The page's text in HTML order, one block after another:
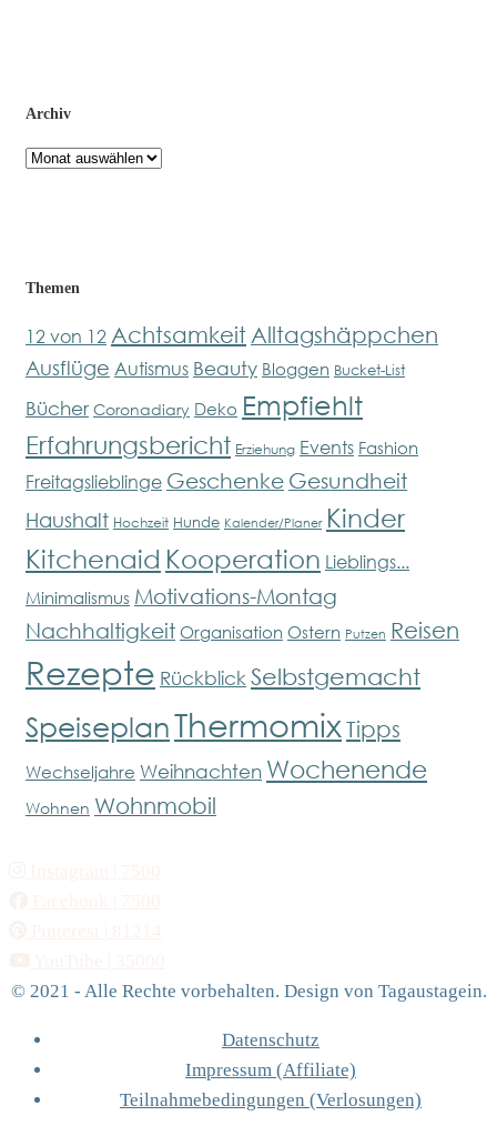
Archiv
Archiv
Themen
12 von 12 Achtsamkeit Alltagshäppchen
Ausflüge Autismus Beauty Bloggen Bucket-List
Bücher Coronadiary Deko Empfiehlt
Erfahrungsbericht Erziehung Events Fashion
Freitagslieblinge Geschenke Gesundheit
Haushalt Hochzeit Hunde Kalender/Planer Kinder
Kitchenaid Kooperation Lieblings...
Minimalismus Motivations-Montag
Nachhaltigkeit Organisation Ostern Putzen Reisen
Rezepte Rückblick Selbstgemacht
SpeiseplanThermomix Tipps
Wechseljahre Weihnachten Wochenende
Wohnen Wohnmobil
© 2021 - Alle Rechte vorbehalten. Design von Tagaustagein.
Datenschutz
Impressum (Affiliate)
Teilnahmebedingungen (Verlosungen)